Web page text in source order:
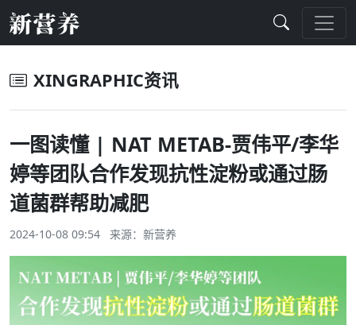
XINGRAPHIC资讯
一图读懂 | NAT METAB-贾伟平/李华
婷等团队合作发现抗性淀粉或通过肠
道菌群帮助减肥
2024-10-08 09:54 来源： 新营养